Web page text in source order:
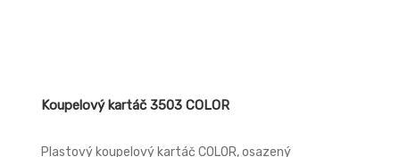
Koupelový kartáč 3503 COLOR
Plastový koupelový kartáč COLOR, osazený